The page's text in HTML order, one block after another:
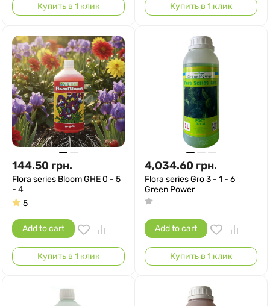
Купить в 1 клик Купить в 1 клик
144.50 грн.
Flora series Bloom GHE 0 - 5
- 4
5
Add to cart
Купить в 1 клик
4,034.60 грн.
Flora series Gro 3 - 1 - 6
Green Power
Add to cart
Купить в 1 клик